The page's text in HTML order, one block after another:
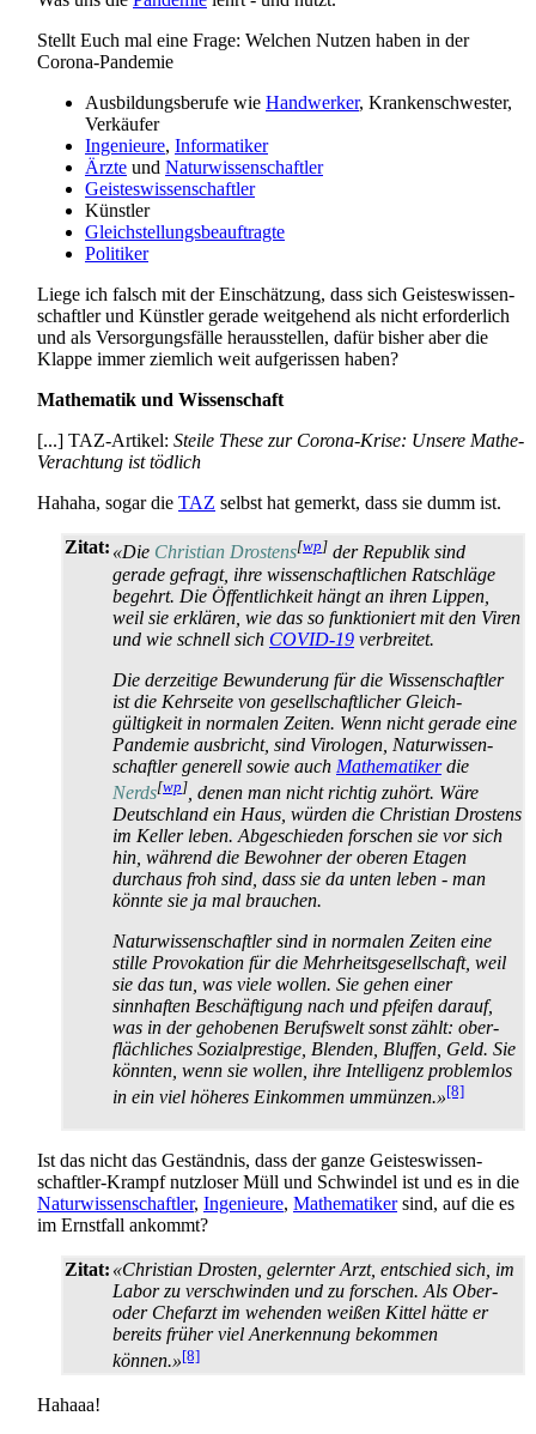
Stellt Euch mal eine Frage: Welchen Nutzen haben in der
Corona-Pandemie
Ausbildungsberufe wie Handwerker, Krankenschwester,
Verkäufer
Ingenieure, Informatiker
Ärzte und Naturwissenschaftler
Geisteswissenschaftler
Künstler
Gleichstellungsbeauftragte
Politiker
Liege ich falsch mit der Einschätzung, dass sich Geistes­wissen­
schaftler und Künstler gerade weitgehend als nicht erforderlich
und als Versorgungs­fälle heraus­stellen, dafür bisher aber die
Klappe immer ziemlich weit aufgerissen haben?
Mathematik und Wissenschaft
[...] TAZ-Artikel: Steile These zur Corona-Krise: Unsere Mathe-
Verachtung ist tödlich
Hahaha, sogar die TAZ selbst hat gemerkt, dass sie dumm ist.
Zitat: «Die Christian Drostens[wp] der Republik sind
gerade gefragt, ihre wissenschaftlichen Ratschläge
begehrt. Die Öffentlichkeit hängt an ihren Lippen,
weil sie erklären, wie das so funktioniert mit den Viren
und wie schnell sich COVID-19 verbreitet.
Die derzeitige Bewunderung für die Wissenschaftler
ist die Kehrseite von gesellschaftlicher Gleich­
gültigkeit in normalen Zeiten. Wenn nicht gerade eine
Pandemie ausbricht, sind Virologen, Natur­wissen­
schaftler generell sowie auch Mathematikerdie
Nerds[wp] , denen man nicht richtig zuhört. Wäre
Deutschland ein Haus, würden die Christian Drostens
im Keller leben. Abgeschieden forschen sie vor sich
hin, während die Bewohner der oberen Etagen
durchaus froh sind, dass sie da unten leben - man
könnte sie ja mal brauchen.
Naturwissenschaftler sind in normalen Zeiten eine
stille Provokation für die Mehrheits­gesellschaft, weil
sie das tun, was viele wollen. Sie gehen einer
sinnhaften Beschäftigung nach und pfeifen darauf,
was in der gehobenen Berufswelt sonst zählt: ober­
flächliches Sozial­prestige, Blenden, Bluffen, Geld. Sie
könnten, wenn sie wollen, ihre Intelligenz problemlos
in ein viel höheres Einkommen ummünzen.»[8]
Ist das nicht das Geständnis, dass der ganze Geistes­wissen­
schaftler-Krampf nutzloser Müll und Schwindel ist und es in die
Naturwissenschaftler, Ingenieure, Mathematikersind, auf die es
im Ernstfall ankommt?
Zitat: «Christian Drosten, gelernter Arzt, entschied sich, im
Labor zu verschwinden und zu forschen. Als Ober-
oder Chefarzt im wehenden weißen Kittel hätte er
bereits früher viel Anerkennung bekommen
können.»[8]
Hahaaa!